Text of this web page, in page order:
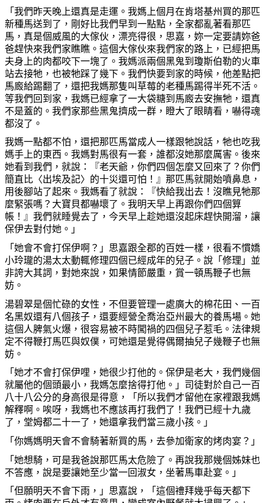
「我們昨天晚 上還真是走運。我媽上個月在肯塔基州買的那匹
新種馬送到了，剛好比我們早到一點點，全家都亂著看那匹
馬， 真是個威風的大傢伙 ，漂亮得很，思嘉， 妳一定要請妳爸
爸趕快來我們家瞧瞧 。這個大傢伙來我們家的路上，已經把馬
夫身上的肉都咬下一塊了。我媽派兩個黑鬼到瓊斯伯勒的火車
站去接牠 ，也被牠踩了幾下。我們快要到家的時候，他差點把
馬廄給踢翻了，還把我媽那隻叫草莓的老種馬踢得半死不活。
等我們回到家，我媽已經拿了一大袋糖到馬廄去安撫牠 ，還真
不是蓋的。我們家那些黑鬼擠成一群，瞪大了眼睛看，嚇得魂
都沒了。
我媽一點都不怕，還把那匹馬當成人一樣跟牠說話， 牠也吃我
媽手上的東西。我媽對馬很有一套，誰都沒她那麼厲害。後來
她看到我們，就說：『老天爺， 你們四個怎麼又回來了？ 你們
簡直比〈出埃及記〉的十災還可怕！』那匹馬就開始噴鼻息，
用後腳站了起來。我媽看了就說：『快給我出去！沒瞧見牠那
麼緊張嗎 ？大寶貝都嚇壞了。我明天早上再跟你們四個算
帳！』我們就睡覺去了，今天早上趁她還沒起床趕快開溜，讓
保伊去對付她 。」
「 她會不會打保伊啊 ？」思嘉跟全郡的百姓一樣，很看不慣嬌
小玲瓏的湯太太動輒修理四個已經成年的兒子。說「修理」並
非誇大其詞，對她來說，如果情節嚴重，賞一頓馬鞭子也無
妨。
湯碧翠是個忙碌的女性，不但要管理一處廣大的棉花田、一百
名黑奴還有八個孩子，還要經營全喬治亞州最大的養馬場。 她
這個人脾氣火爆，很容易被不時闖禍的四個兒子惹毛。法律規
定不得鞭打馬匹與奴僕，可她還是覺得偶爾抽兒子幾鞭子也無
妨。
「 她才不會打保伊哩， 她很少打他的。保伊是老大，我們幾個
就屬他的個頭最小，我媽怎麼捨得打他。」司徒對於自己一百
八十八公分的身高很是得意，「所以我們才留他在家裡跟我媽
解釋啊 。唉呀，我媽也不應該再打我們了！我們已經十九歲
了，堂姆都二十一了， 她還拿我們當三歲小孩。」
「 你媽媽明天會不會騎著新買的馬，去參加衛家的烤肉宴？」
「 她想騎，可是我爸說那匹馬太危險了。再說我那幾個姊妹也
不答應，說是要讓她至少當一回淑女，坐著馬車赴宴。」
「但願明天不會下雨，」思嘉說，「這個禮拜幾乎每天都下